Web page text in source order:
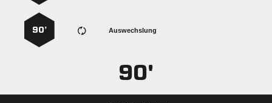
Auswechslung
90’
90'